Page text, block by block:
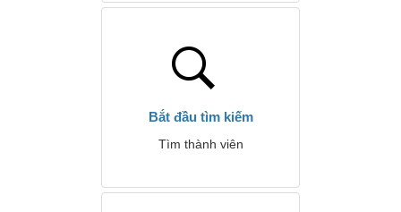
Bắt đầu tìm kiếm
Tìm thành viên